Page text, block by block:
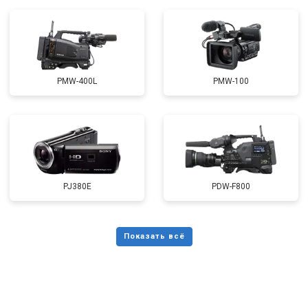
PMW-400L PMW-100
PJ380E PDW-F800